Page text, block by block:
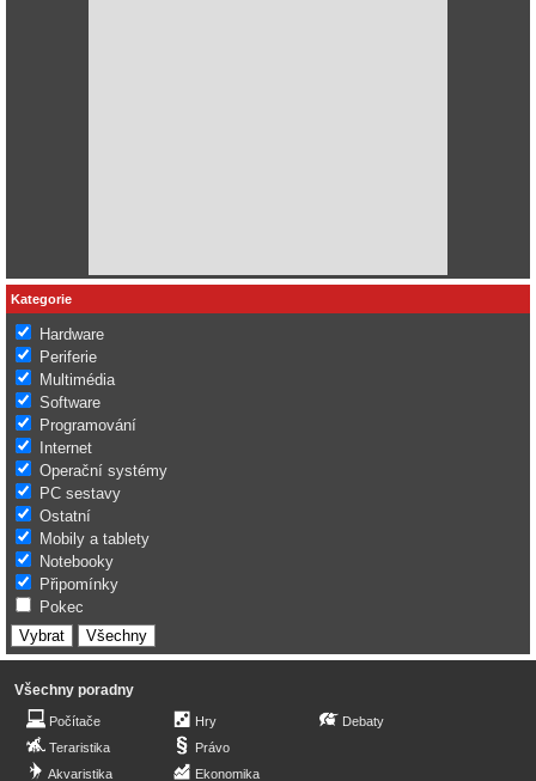
Kategorie
Hardware
Periferie
Multimédia
Software
Programování
Internet
Operační systémy
PC sestavy
Ostatní
Mobily a tablety
Notebooky
Připomínky
Pokec
Všechny poradny
Počítače
Teraristika
Akvaristika
Hry
Právo
Ekonomika
Debaty